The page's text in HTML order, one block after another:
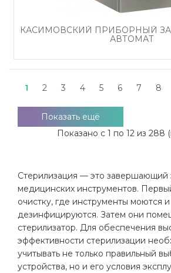
КАСИМОВСКИЙ ПРИБОРНЫЙ
АВТОМАТ
1 2 3 4 5 6 7 8
Показать ещё
Показано с 1 по 12 из 288
Стерилизация — это завершающий
медицинских инструментов.
очистку, где инструменты моются и
дезинфицируются. Затем они
стерилизатор. Для обеспечения
эффективности стерилизации
учитывать не только правильный
устройства, но и его условия